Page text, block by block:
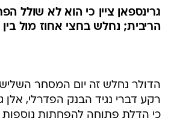
גרינספאן ציין כי הוא לא שולל
הריבית; נחלש בחצי אחוז מול בין ל-131.8 ין
הדולר נחלש זה יום המסחר
רקע דברי נגיד הבנק הפדרלי, אלן
כי הדלת פתוחה להפחתות נוספות